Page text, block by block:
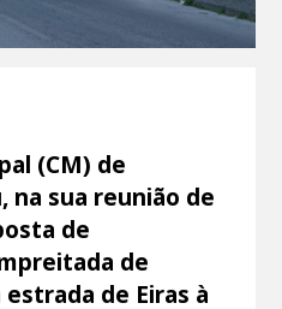
(CM) de
na sua reunião de
de
de
de Eiras à